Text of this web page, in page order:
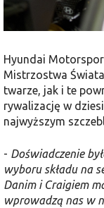
Hyundai
Mistrzostwa
twarze, jak i te
rywalizację w
najwyższym
- Doświadczenie
wyboru składu na
Danim i Craigiem
wprowadzą nas w